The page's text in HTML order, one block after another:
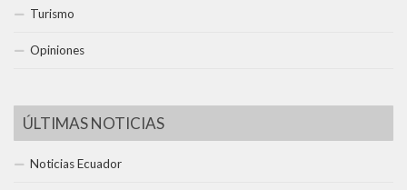
Turismo
Opiniones
ÚLTIMAS NOTICIAS
Noticias Ecuador